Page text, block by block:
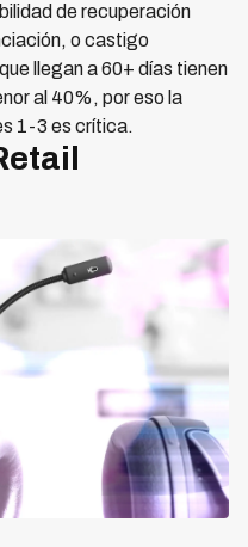
de recuperación
o castigo
llegan a 60+ días tienen
al 40%, por eso la
1-3 es crítica.